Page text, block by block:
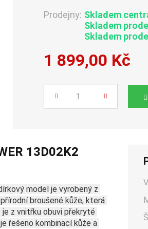
Prodejny: Skladem
Skladem
Skladem
1 899,00 Kč
13D02K2
model je vyrobený z
broušené kůže, která
je z vnitřku obuvi překryté
řešeno kombinací kůže a